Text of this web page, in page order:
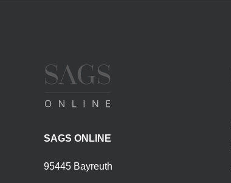
SAGS ONLINE
95445 Bayreuth